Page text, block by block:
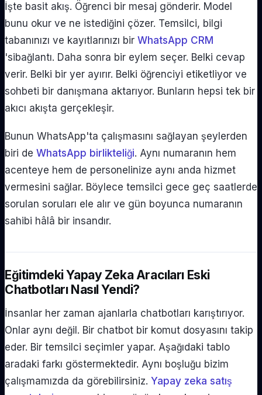
İşte basit akış. Öğrenci bir mesaj gönderir. Model
bunu okur ve ne istediğini çözer. Temsilci, bilgi
tabanınızı ve kayıtlarınızı bir WhatsApp CRM
'sibağlantı. Daha sonra bir eylem seçer. Belki cevap
verir. Belki bir yer ayırır. Belki öğrenciyi etiketliyor ve
sohbeti bir danışmana aktarıyor. Bunların hepsi tek bir
akıcı akışta gerçekleşir.
Bunun WhatsApp'ta çalışmasını sağlayan şeylerden
biri de WhatsApp birlikteliği. Aynı numaranın hem
acenteye hem de personelinize aynı anda hizmet
vermesini sağlar. Böylece temsilci gece geç saatlerde
sorulan soruları ele alır ve gün boyunca numaranın
sahibi hâlâ bir insandır.
Eğitimdeki Yapay Zeka Aracıları Eski
Chatbotları Nasıl Yendi?
İnsanlar her zaman ajanlarla chatbotları karıştırıyor.
Onlar aynı değil. Bir chatbot bir komut dosyasını takip
eder. Bir temsilci seçimler yapar. Aşağıdaki tablo
aradaki farkı göstermektedir. Aynı boşluğu bizim
çalışmamızda da görebilirsiniz. Yapay zeka satış